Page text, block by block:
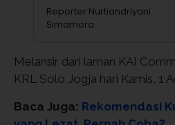
Reporter Nurtiandriyani
Simamora
Melansir dari laman KAI
KRL Solo Jogja hari Kamis, 1
Baca Juga: Rekomendasi